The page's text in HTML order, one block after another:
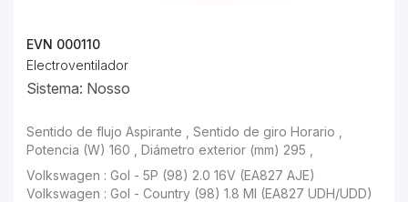
EVN 000110
Electroventilador
Sistema: Nosso
Sentido de flujo Aspirante , Sentido de giro Horario , Potencia (W) 160 , Diámetro exterior (mm) 295 ,
Volkswagen : Gol - 5P (98) 2.0 16V (EA827 AJE)
Volkswagen : Gol - Country (98) 1.8 MI (EA827 UDH/UDD)